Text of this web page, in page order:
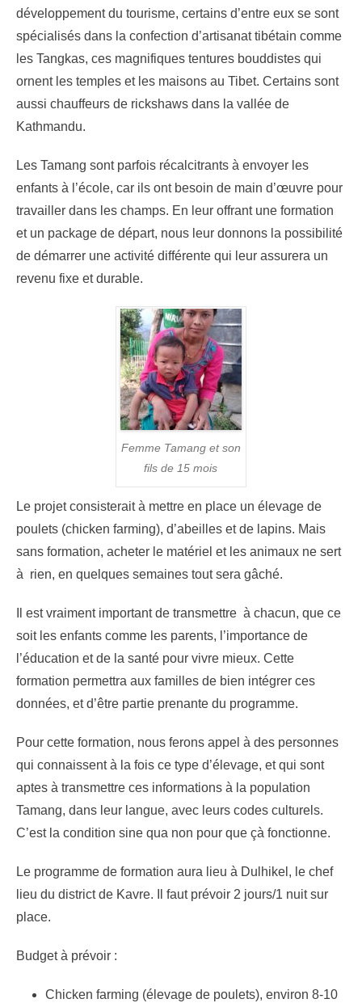
développement du tourisme, certains d’entre eux se sont
spécialisés dans la confection d’artisanat tibétain comme
les Tangkas, ces magnifiques tentures bouddistes qui
ornent les temples et les maisons au Tibet. Certains sont
aussi chauffeurs de rickshaws dans la vallée de
Kathmandu.
Les Tamang sont parfois récalcitrants à envoyer les
enfants à l’école, car ils ont besoin de main d’œuvre pour
travailler dans les champs. En leur offrant une formation
et un package de départ, nous leur donnons la possibilité
de démarrer une activité différente qui leur assurera un
revenu fixe et durable.
Femme Tamang et son
fils de 15 mois
Le projet consisterait à mettre en place un élevage de
poulets (chicken farming), d’abeilles et de lapins. Mais
sans formation, acheter le matériel et les animaux ne sert
à rien, en quelques semaines tout sera gâché.
Il est vraiment important de transmettre à chacun, que ce
soit les enfants comme les parents, l’importance de
l’éducation et de la santé pour vivre mieux. Cette
formation permettra aux familles de bien intégrer ces
données, et d’être partie prenante du programme.
Pour cette formation, nous ferons appel à des personnes
qui connaissent à la fois ce type d’élevage, et qui sont
aptes à transmettre ces informations à la population
Tamang, dans leur langue, avec leurs codes culturels.
C’est la condition sine qua non pour que çà fonctionne.
Le programme de formation aura lieu à Dulhikel, le chef
lieu du district de Kavre. Il faut prévoir 2 jours/1 nuit sur
place.
Budget à prévoir :
Chicken farming (élevage de poulets), environ 8-10